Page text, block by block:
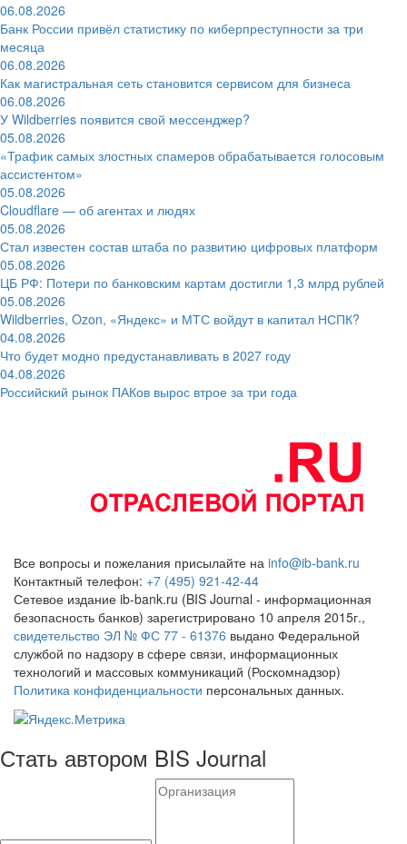
06.08.2026
Банк России привёл статистику по киберпреступности за три
месяца
06.08.2026
Как магистральная сеть становится сервисом для бизнеса
06.08.2026
У Wildberries появится свой мессенджер?
05.08.2026
«Трафик самых злостных спамеров обрабатывается голосовым
ассистентом»
05.08.2026
Cloudflare — об агентах и людях
05.08.2026
Стал известен состав штаба по развитию цифровых платформ
05.08.2026
ЦБ РФ: Потери по банковским картам достигли 1,3 млрд рублей
05.08.2026
Wildberries, Ozon, «Яндекс» и МТС войдут в капитал НСПК?
04.08.2026
Что будет модно предустанавливать в 2027 году
04.08.2026
Российский рынок ПАКов вырос втрое за три года
Все вопросы и пожелания присылайте на info@ib-bank.ru
Контактный телефон: +7 (495) 921-42-44
Сетевое издание ib-bank.ru (BIS Journal - информационная
безопасность банков) зарегистрировано 10 апреля 2015г.,
свидетельство ЭЛ № ФС 77 - 61376 выдано Федеральной
службой по надзору в сфере связи, информационных
технологий и массовых коммуникаций (Роскомнадзор)
Политика конфиденциальности персональных данных.
Стать автором BIS Journal